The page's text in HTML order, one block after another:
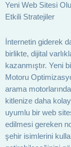
Yeni Web Sitesi
Etkili Stratejiler
İnternetin giderek
birlikte, dijital
kazanmıştır. Yeni
Motoru
arama
kitlenize daha
uyumlu bir web
edilmesi gereken
şehir isimlerini